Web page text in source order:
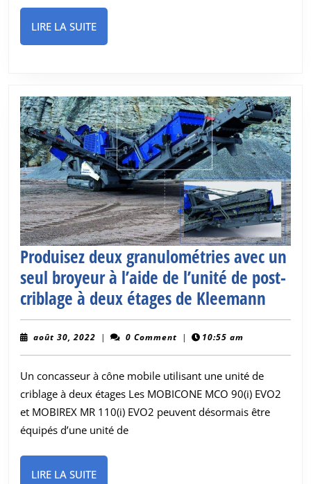
50e
anniversaire
LIRE LA SUITELIRE
LA
Produisez deux granulométries avec un
seul broyeur à l’aide de l’unité de post-
criblage à deux étages de Kleemann
deux
avec
seul
août 30, 2022 août
| 0 Comment | 10:55 am
Un concasseur à cône mobile utilisant une unité de
criblage à deux étages Les MOBICONE MCO 90(i) EVO2
et MOBIREX MR 110(i) EVO2 peuvent désormais être
équipés d’une unité de
LIRE LA SUITELIRE